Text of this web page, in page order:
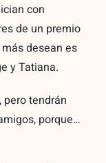
con
de un premio
desean es
y Tatiana.
tendrán
porque…